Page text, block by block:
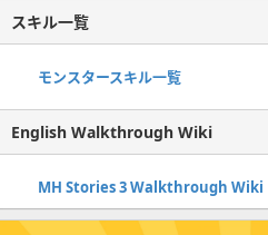
スキル一覧
モンスタースキル一覧
English Walkthrough Wiki
MH Stories 3 Walkthrough Wiki